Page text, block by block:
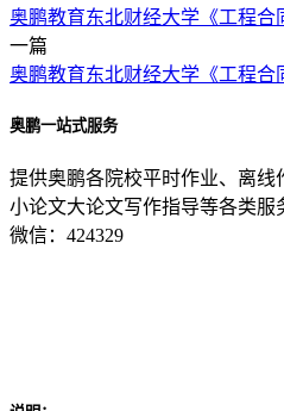
奥鹏教育东北财经大学《工程合
一篇
奥鹏教育东北财经大学《工程合
奥鹏一站式服务
提供奥鹏各院校平时作业、离线
小论文大论文写作指导等各类服
微信：424329